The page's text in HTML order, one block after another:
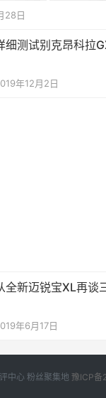
28日
细测试别克昂科拉
年12月2日
全新迈锐宝XL再谈
年6月17日
中心 粉丝聚集地 豫ICP备